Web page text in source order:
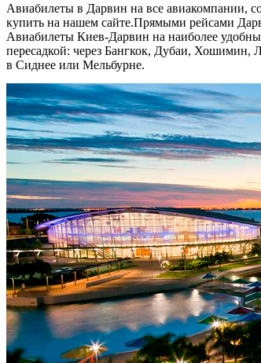
Авиабилеты в Дарвин на все авиакомпании,
купить на нашем сайте.Прямыми рейсами
Авиабилеты Киев-Дарвин на наиболее
пересадкой: через Бангкок, Дубаи, Хошимин,
в Сиднее или Мельбурне.